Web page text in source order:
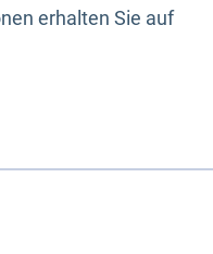
erhalten Sie auf